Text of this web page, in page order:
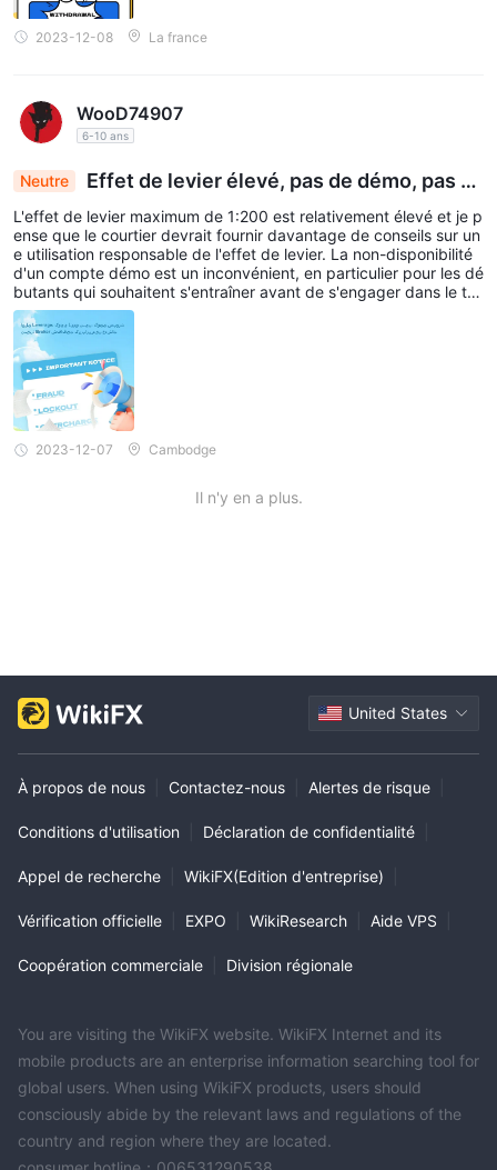
2023-12-08 La france
WooD74907
6-10 ans
Neutre
Effet de levier élevé, pas de démo, pas d
e support : Préoccupations concernant la transp
arence du courtier soulevées
L'effet de levier maximum de 1:200 est relativement élevé et je p
ense que le courtier devrait fournir davantage de conseils sur un
e utilisation responsable de l'effet de levier. La non-disponibilité
d'un compte démo est un inconvénient, en particulier pour les dé
butants qui souhaitent s'entraîner avant de s'engager dans le tra
ding en direct. De plus, l’absence totale d’informations de contac
t du support client est un signal d’alarme majeur, car elle indique
un manque de transparence et de responsabilité.
2023-12-07 Cambodge
Il n'y en a plus.
United States
À propos de nous Contactez-nous Alertes de risque
Conditions d'utilisation Déclaration de confidentialité
Appel de recherche WikiFX(Edition d'entreprise)
Vérification officielle EXPO WikiResearch Aide VPS
Coopération commerciale Division régionale
You are visiting the WikiFX website. WikiFX Internet and its
mobile products are an enterprise information searching tool for
global users. When using WikiFX products, users should
consciously abide by the relevant laws and regulations of the
country and region where they are located.